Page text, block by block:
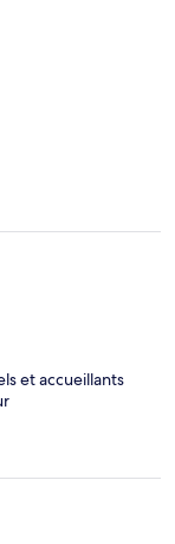
et accueillants